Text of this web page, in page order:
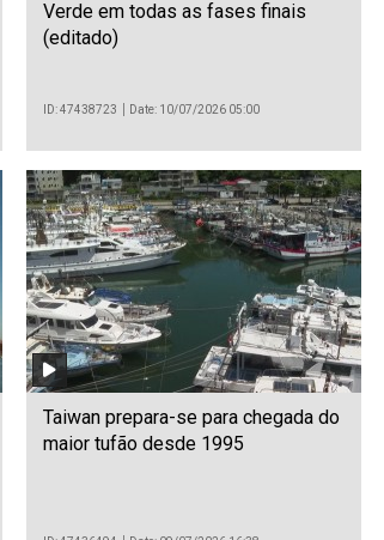
Verde em todas as fases finais
(editado)
ID: 47438723 Date: 10/07/2026 05:00
Taiwan prepara-se para chegada do
maior tufão desde 1995